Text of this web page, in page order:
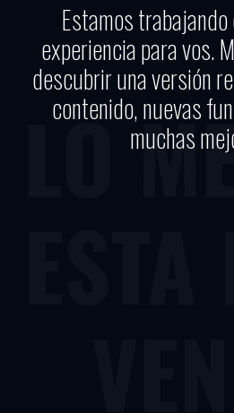
Estamos trabajando
experiencia para vos.
descubrir una versión
contenido, nuevas
muchas
LO